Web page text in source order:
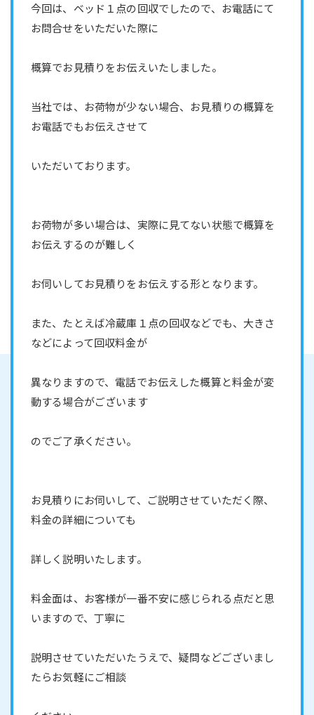
今回は、ベッド１点の回収でしたので、お電話にて
お問合せをいただいた際に
概算でお見積りをお伝えいたしました。
当社では、お荷物が少ない場合、お見積りの概算を
お電話でもお伝えさせて
いただいております。
お荷物が多い場合は、実際に見てない状態で概算を
お伝えするのが難しく
お伺いしてお見積りをお伝えする形となります。
また、たとえば冷蔵庫１点の回収などでも、大きさ
などによって回収料金が
異なりますので、電話でお伝えした概算と料金が変
動する場合がございます
のでご了承ください。
お見積りにお伺いして、ご説明させていただく際、
料金の詳細についても
詳しく説明いたします。
料金面は、お客様が一番不安に感じられる点だと思
いますので、丁寧に
説明させていただいたうえで、疑問などございまし
たらお気軽にご相談